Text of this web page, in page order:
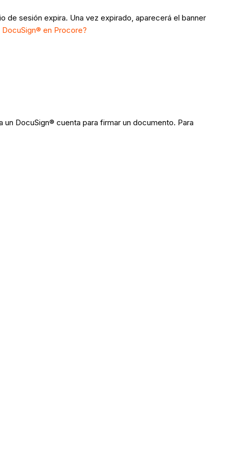
de sesión expira. Una vez expirado, aparecerá el banner
en Procore?
DocuSign® cuenta para firmar un documento. Para